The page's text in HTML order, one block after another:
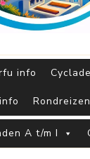
info
Rondreizen
A t/m I